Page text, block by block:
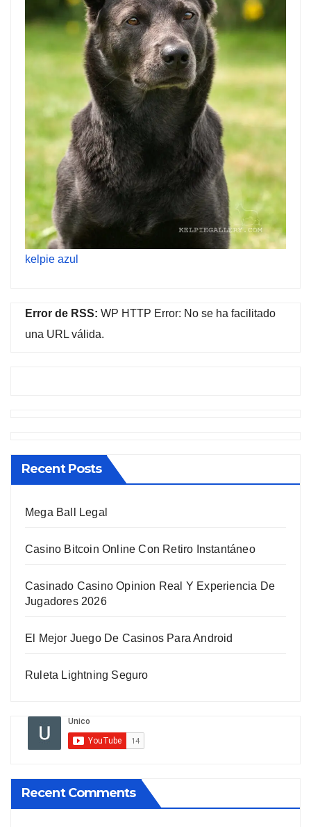
kelpie azul
Error de RSS: WP HTTP Error: No se ha facilitado
una URL válida.
Recent Posts
Mega Ball Legal
Casino Bitcoin Online Con Retiro Instantáneo
Casinado Casino Opinion Real Y Experiencia De
Jugadores 2026
El Mejor Juego De Casinos Para Android
Ruleta Lightning Seguro
Recent Comments